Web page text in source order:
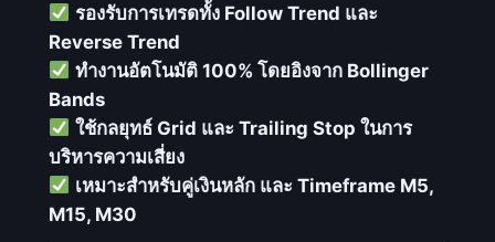
S
c
a
l
p
i
n
g
รองรับการเทรดทั้ง Follow Trend และ
Reverse Trend
ทำงานอัตโนมัติ 100% โดยอิงจาก Bollinger
Bands
ใช้กลยุทธ์ Grid และ Trailing Stop ในการ
บริหารความเสี่ยง
เหมาะสำหรับคู่เงินหลัก และ Timeframe M5,
M15, M30